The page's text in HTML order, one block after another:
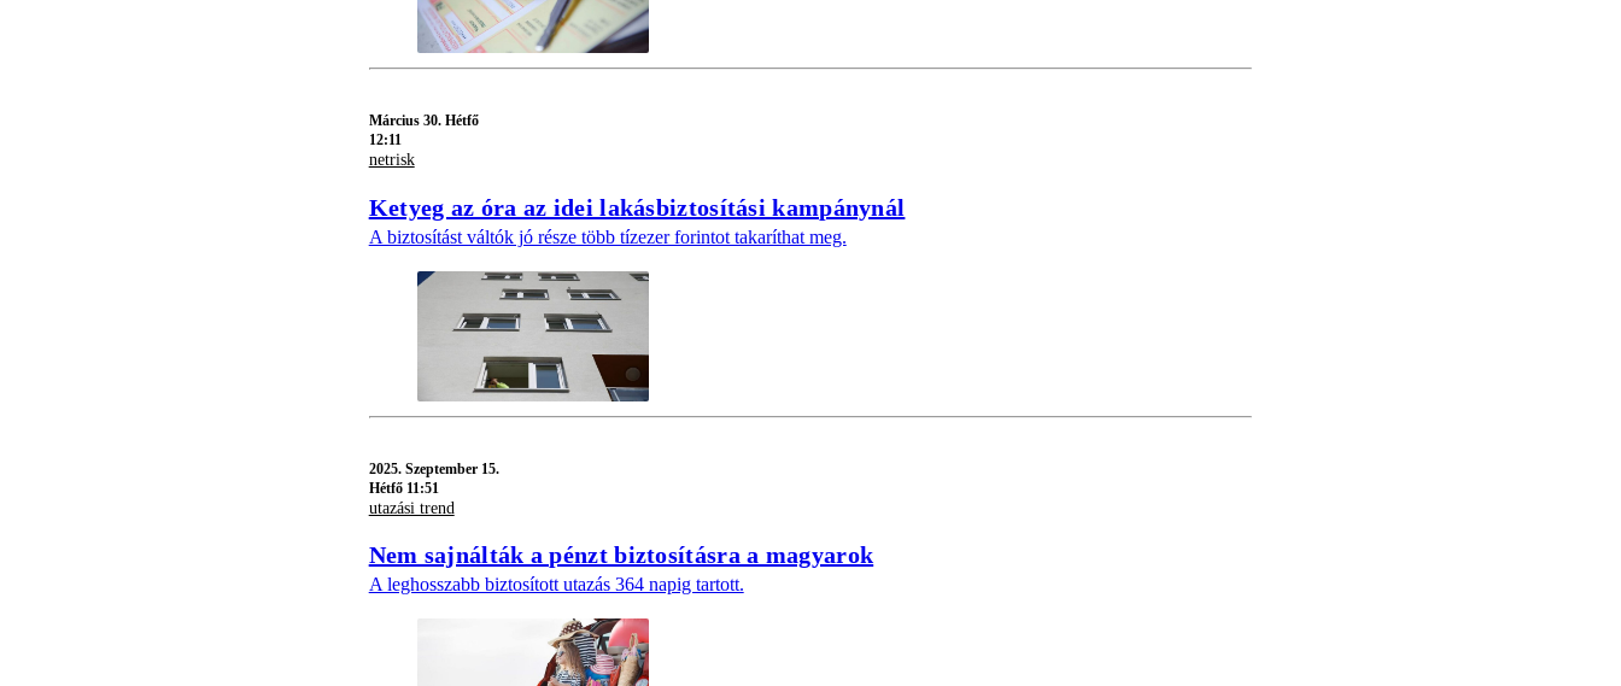
Március 30. Hétfő
12:11
netrisk
Ketyeg az óra az idei lakásbiztosítási kampánynál
A biztosítást váltók jó része több tízezer forintot takaríthat meg.
2025. Szeptember 15.
Hétfő 11:51
utazási trend
Nem sajnálták a pénzt biztosításra a magyarok
A leghosszabb biztosított utazás 364 napig tartott.